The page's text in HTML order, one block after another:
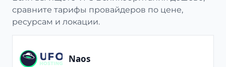
сравните тарифы провайдеров по цене,
ресурсам и локации.
Naos